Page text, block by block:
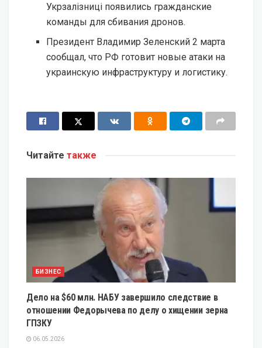
Укрзалізниці появились гражданские
команды для сбивания дронов.
Президент Владимир Зеленский 2 марта
сообщал, что РФ готовит новые атаки на
украинскую инфраструктуру и логистику.
Читайте также
БИЗНЕС
Дело на $60 млн. НАБУ завершило следствие в
отношении Федорычева по делу о хищении зерна
ГПЗКУ
06.05.2026